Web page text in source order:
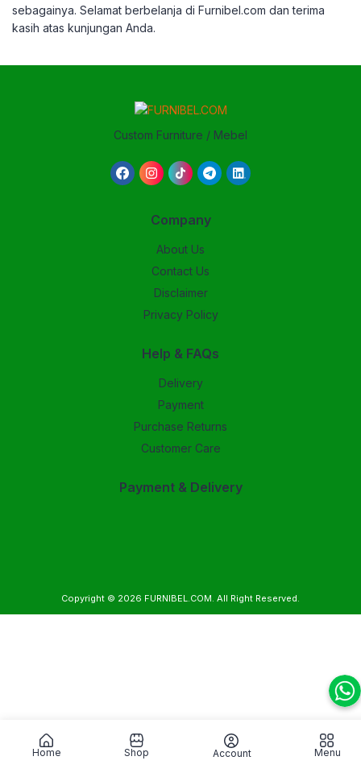
sebagainya. Selamat berbelanja di Furnibel.com dan terima
kasih atas kunjungan Anda.
Custom Furniture / Mebel
Company
About Us
Contact Us
Disclaimer
Privacy Policy
Help & FAQs
Delivery
Payment
Purchase Returns
Customer Care
Payment & Delivery
Copyright © 2026 FURNIBEL.COM. All Right Reserved.
Home Shop Account Menu